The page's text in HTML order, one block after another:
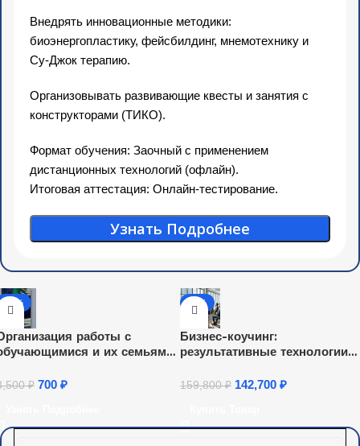
Внедрять инновационные методики:
биоэнергопластику, фейсбилдинг, мнемотехнику и
Су-Джок терапию.
Организовывать развивающие квесты и занятия с
конструкторами (ТИКО).
Формат обучения: Заочный с применением
дистанционных технологий (офлайн).
Итоговая аттестация: Онлайн-тестирование.
Узнать Подробнее
-80%
работы с
и их семьями
агрессии в подростковой и
₽ 700 ₽
-11%
Бизнес-коучинг:
результативные технологии
сотрудниками, командами и
159,800₽ 142,700 ₽